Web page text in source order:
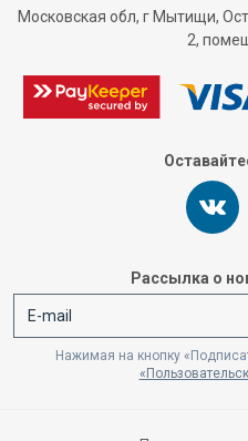
Московская обл, г Мытищи,
2,
Рассылка о
Нажимая на кнопку